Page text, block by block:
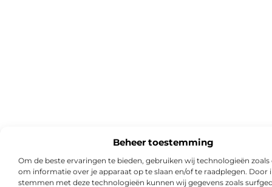
Beheer toestemming
Om de beste ervaringen te bieden, gebruiken wij technologieën zoals
om informatie over je apparaat op te slaan en/of te raadplegen. Door
stemmen met deze technologieën kunnen wij gegevens zoals